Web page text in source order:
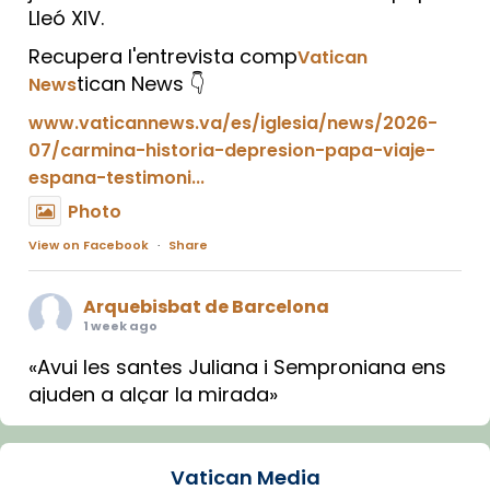
Lleó XIV.
Recupera l'entrevista compVatican
Newstican News 👇
www.vaticannews.va/es/iglesia/news/2026-
07/carmina-historia-depresion-papa-viaje-
espana-testimoni...
Photo
View on Facebook · Share
Arquebisbat de Barcelona
1 week ago
«Avui les santes Juliana i Semproniana ens
ajuden a alçar la mirada»
Mons. Sergi Gordo, bisbe de Tortosa, ha
Vatican Media